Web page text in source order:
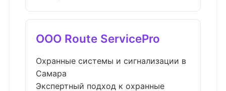
ООО Route ServicePro
Охранные системы и сигнализации в
Самара
Экспертный подход к охранные